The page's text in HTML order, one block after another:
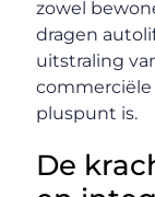
zowel
dragen
uitstraling
pluspunt is.
De